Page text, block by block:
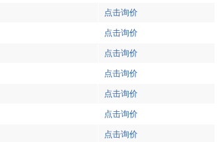
点击询价
点击询价
点击询价
点击询价
点击询价
点击询价
点击询价